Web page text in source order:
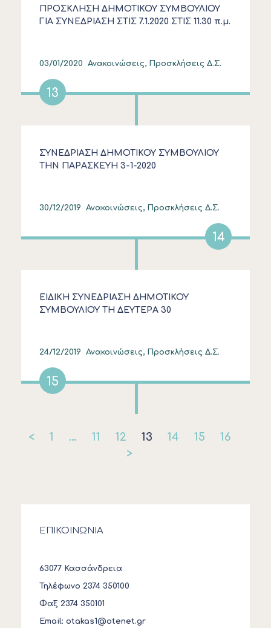
ΠΡΟΣΚΛΗΣΗ ΔΗΜΟΤΙΚΟΥ ΣΥΜΒΟΥΛΙΟΥ
ΓΙΑ ΣΥΝΕΔΡΙΑΣΗ ΣΤΙΣ 7.1.2020 ΣΤΙΣ 11.30 π.μ.
03/01/2020 Ανακοινώσεις, Προσκλήσεις Δ.Σ.
13
ΣΥΝΕΔΡΙΑΣΗ ΔΗΜΟΤΙΚΟΥ ΣΥΜΒΟΥΛΙΟΥ
ΤΗΝ ΠΑΡΑΣΚΕΥΗ 3-1-2020
30/12/2019 Ανακοινώσεις, Προσκλήσεις Δ.Σ.
14
ΕΙΔΙΚΗ ΣΥΝΕΔΡΙΑΣΗ ΔΗΜΟΤΙΚΟΥ
ΣΥΜΒΟΥΛΙΟΥ ΤΗ ΔΕΥΤΕΡΑ 30
24/12/2019 Ανακοινώσεις, Προσκλήσεις Δ.Σ.
15
< 1 … 11 12 13 14 15
16
>
ΕΠΙΚΟΙΝΩΝΙΑ
63077 Κασσάνδρεια
Τηλέφωνο 2374 350100
Φαξ 2374 350101
Email: otakas1@otenet.gr